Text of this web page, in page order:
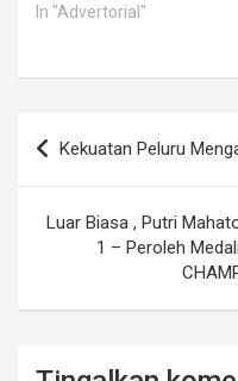
In "Advertorial"
Post
navigation
Kekuatan Peluru
Luar Biasa , Putri
1 – Peroleh